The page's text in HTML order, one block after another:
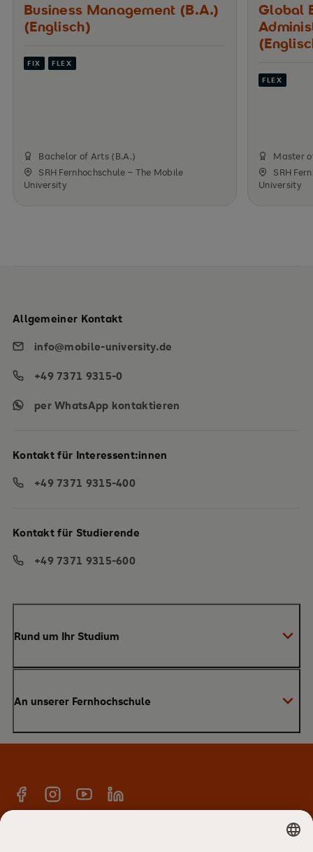
Business Management (B.A.)
(Englisch)
FIX FLEX
Bachelor of Arts (B.A.)
SRH Fernhochschule – The Mobile
University
Global
FLEX
Master
SRH
University
Rund um Ihr Studium
Anrechnung von Vorleistungen
Studienberatung
Master
An unserer Fernhochschule
Warum SRH?
E-Campus
Allgemeiner Kontakt
info@mobile-university.de
+49 7371 9315-0
per WhatsApp kontaktieren
Kontakt für Interessent:innen
+49 7371 9315-400
Kontakt für Studierende
+49 7371 9315-600
FacebookInstagramYouTubeLinkedin